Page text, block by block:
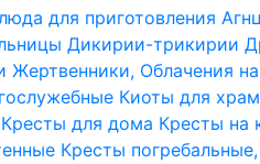
для приготовления
Дикирии-трикирии
Жертвенники, Облачения
Киоты для
Кресты для дома Кресты на
Кресты